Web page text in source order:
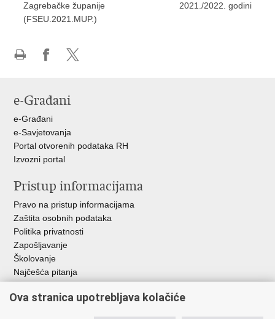
Zagrebačke županije
(FSEU.2021.MUP.)
2021./2022. godini
Facebooku
X-
u
e-Građani
e-Građani
e-Savjetovanja
Portal otvorenih podataka RH
Izvozni portal
Pristup informacijama
Pravo na pristup informacijama
Zaštita osobnih podataka
Politika privatnosti
Zapošljavanje
Školovanje
Najčešća pitanja
Važne poveznice
Ova stranica upotrebljava kolačiće